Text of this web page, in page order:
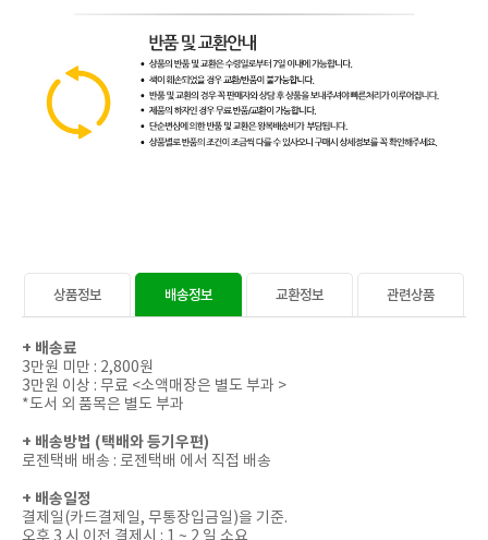
상품정보 배송정보 교환정보 관련상품
+ 배송료
3만원 미만 : 2,800원
3만원 이상 : 무료 <소액매장은 별도 부과 >
*도서 외 품목은 별도 부과
+ 배송방법 (택배와 등기우편)
로젠택배 배송 : 로젠택배 에서 직접 배송
+ 배송일정
결제일(카드결제일, 무통장입금일)을 기준.